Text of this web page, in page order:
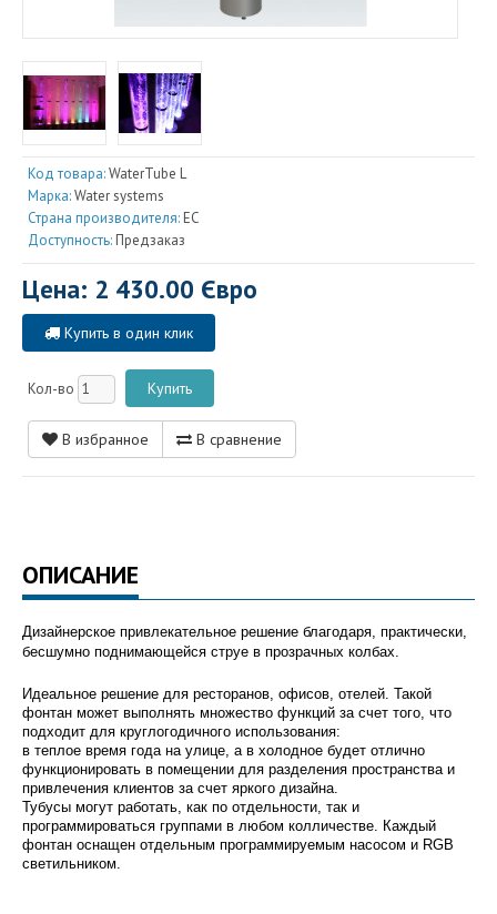
Код товара:WaterTube L
Марка:Water systems
Страна производителя: EC
Доступность: Предзаказ
Цена: 2 430.00 Євро
Купить в один клик
Кол-во
В избранное В сравнение
ОПИСАНИЕ
Дизайнерское привлекательное решение благодаря, практически,
бесшумно поднимающейся струе в прозрачных колбах.
Идеальное решение для ресторанов, офисов, отелей. Такой
фонтан может выполнять множество функций за счет того, что
подходит для круглогодичного использования:
в теплое время года на улице, а в холодное будет отлично
функционировать в помещении для разделения пространства и
привлечения клиентов за счет яркого дизайна.
Тубусы могут работать, как по отдельности, так и
программироваться группами в любом колличестве. Каждый
фонтан оснащен отдельным программируемым насосом и RGB
светильником.